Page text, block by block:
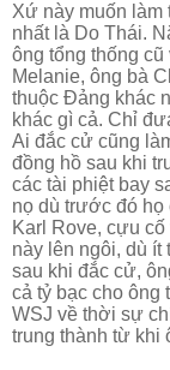
Xứ này muốn làm
nhất là Do Thái.
ông tổng thống
Melanie, ông bà
thuộc Đảng khác
khác gì cả. Chỉ
Ai đắc cử cũng
đồng hồ sau khi
các tài phiệt bay
nọ dù trước đó họ
Karl Rove, cựu
này lên ngôi, dù
sau khi đắc cử,
cả tỷ bạc cho ông
WSJ về thời sự
trung thành từ khi